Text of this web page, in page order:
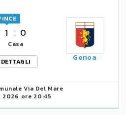
1 0
Casa
DETTAGLI
Genoa
Via Del Mare
2026 ore 20:45